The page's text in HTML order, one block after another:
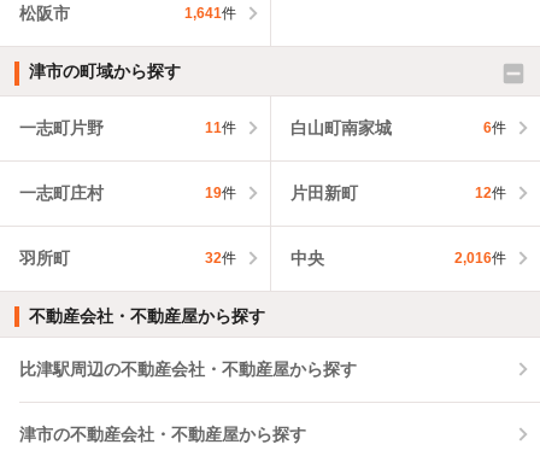
松阪市 1,641件
津市の町域から探す
一志町片野 11件 白山町南家城 6件
一志町庄村 19件 片田新町 12件
羽所町 32件 中央 2,016件
不動産会社・不動産屋から探す
比津駅周辺の不動産会社・不動産屋から探す
津市の不動産会社・不動産屋から探す